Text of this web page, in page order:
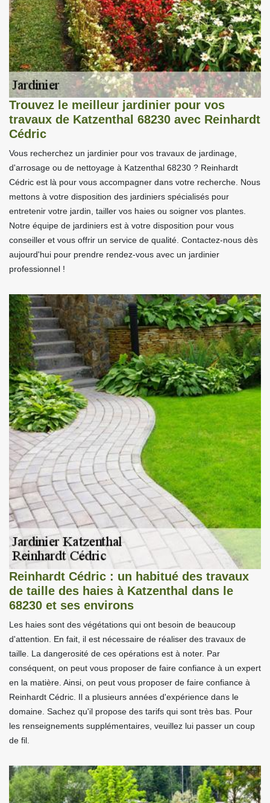
Trouvez le meilleur jardinier pour vos
travaux de Katzenthal 68230 avec Reinhardt
Cédric
Vous recherchez un jardinier pour vos travaux de jardinage,
d'arrosage ou de nettoyage à Katzenthal 68230 ? Reinhardt
Cédric est là pour vous accompagner dans votre recherche. Nous
mettons à votre disposition des jardiniers spécialisés pour
entretenir votre jardin, tailler vos haies ou soigner vos plantes.
Notre équipe de jardiniers est à votre disposition pour vous
conseiller et vous offrir un service de qualité. Contactez-nous dès
aujourd'hui pour prendre rendez-vous avec un jardinier
professionnel !
Reinhardt Cédric : un habitué des travaux
de taille des haies à Katzenthal dans le
68230 et ses environs
Les haies sont des végétations qui ont besoin de beaucoup
d'attention. En fait, il est nécessaire de réaliser des travaux de
taille. La dangerosité de ces opérations est à noter. Par
conséquent, on peut vous proposer de faire confiance à un expert
en la matière. Ainsi, on peut vous proposer de faire confiance à
Reinhardt Cédric. Il a plusieurs années d'expérience dans le
domaine. Sachez qu'il propose des tarifs qui sont très bas. Pour
les renseignements supplémentaires, veuillez lui passer un coup
de fil.